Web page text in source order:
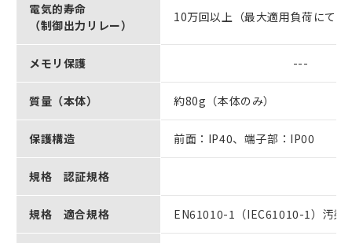
電気的寿命
（制御出力リレー）
10万回以上（最大適用負荷にて）
メモリ保護 ---
質量（本体） 約80g（本体のみ）
保護構造 前面：IP40、端子部：IP00
規格 認証規格
規格 適合規格 EN61010-1（IEC61010-1）汚染